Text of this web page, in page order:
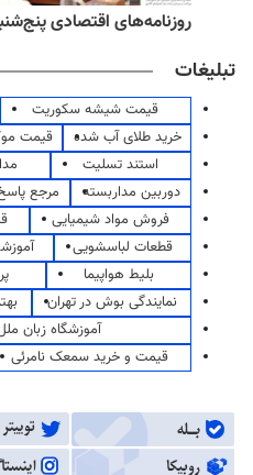
روزنامه‌های اقتصادی پنج‌شنبه ۱۵ مرداد
تبلیغات
قیمت شیشه سکوریت
خرید طلای آب شده
قیمت
استند تسلیت
دوربین مداربسته
مرجع
فروش مواد شیمیایی
قطعات لباسشویی
بلیط هواپیما
نمایندگی بوش در تهران
آموزشگاه زبان
قیمت و خرید سمعک نامرئی